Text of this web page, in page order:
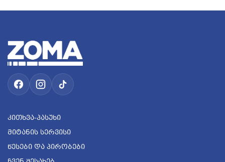
Კითხვა-Პასუხი
Მიტანის Სერვისი
Წესები Და Პირობები